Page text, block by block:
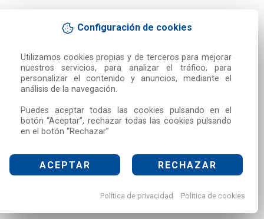
Configuración de cookies
Utilizamos cookies propias y de terceros para mejorar
nuestros servicios, para analizar el tráfico, para
personalizar el contenido y anuncios, mediante el
análisis de la navegación.
Puedes aceptar todas las cookies pulsando en el
botón “Aceptar”, rechazar todas las cookies pulsando
en el botón “Rechazar”
ACEPTAR RECHAZAR
Política de privacidad Política de cookies